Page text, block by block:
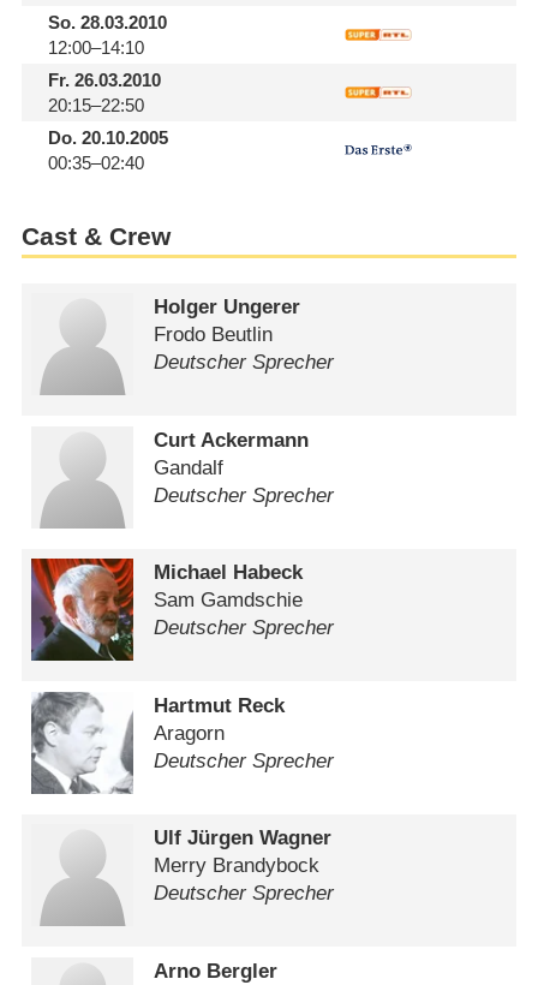
So.28.03.2010
12:00–14:10
Fr.26.03.2010
20:15–22:50
Do.20.10.2005
00:35–02:40
Cast & Crew
Holger Ungerer
Frodo Beutlin
Deutscher Sprecher
Curt Ackermann
Gandalf
Deutscher Sprecher
Michael Habeck
Sam Gamdschie
Deutscher Sprecher
Hartmut Reck
Aragorn
Deutscher Sprecher
Ulf Jürgen Wagner
Merry Brandybock
Deutscher Sprecher
Arno Bergler